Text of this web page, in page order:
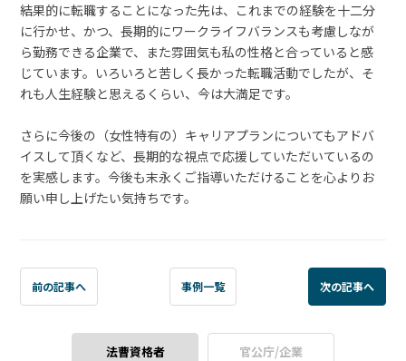
結果的に転職することになった先は、これまでの経験を十二分
に行かせ、かつ、長期的にワークライフバランスも考慮しなが
ら勤務できる企業で、また雰囲気も私の性格と合っていると感
じています。いろいろと苦しく長かった転職活動でしたが、そ
れも人生経験と思えるくらい、今は大満足です。
さらに今後の（女性特有の）キャリアプランについてもアドバ
イスして頂くなど、長期的な視点で応援していただいているの
を実感します。今後も末永くご指導いただけることを心よりお
願い申し上げたい気持ちです。
前の記事へ 事例一覧 次の記事へ
法曹資格者 官公庁/企業